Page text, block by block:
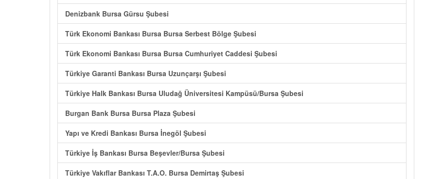
Denizbank Bursa Gürsu Şubesi
Türk Ekonomi Bankası Bursa Bursa Serbest Bölge Şubesi
Türk Ekonomi Bankası Bursa Bursa Cumhuriyet Caddesi Şubesi
Türkiye Garanti Bankası Bursa Uzunçarşı Şubesi
Türkiye Halk Bankası Bursa Uludağ Üniversitesi Kampüsü/Bursa Şubesi
Burgan Bank Bursa Bursa Plaza Şubesi
Yapı ve Kredi Bankası Bursa İnegöl Şubesi
Türkiye İş Bankası Bursa Beşevler/Bursa Şubesi
Türkiye Vakıflar Bankası T.A.O. Bursa Demirtaş Şubesi